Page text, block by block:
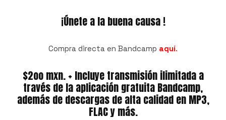
¡Únete a la buena causa !
Compra directa en Bandcamp aquí.
$2oo mxn. + Incluye transmisión ilimitada a
través de la aplicación gratuita Bandcamp,
además de descargas de alta calidad en MP3,
FLAC y más.